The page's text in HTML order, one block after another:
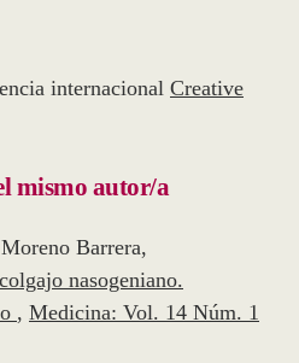
internacional Creative
mismo autor/a
Barrera,
nasogeniano.
, Medicina: Vol. 14 Núm. 1